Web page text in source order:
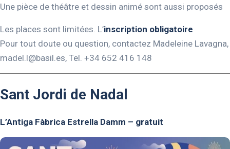
Une pièce de théâtre et dessin animé sont aussi proposés
Les places sont limitées. L’inscription obligatoire
Pour tout doute ou question, contactez Madeleine Lavagna,
madel.l@basil.es, Tel. +34 652 416 148
Sant Jordi de Nadal
L’Antiga Fàbrica Estrella Damm – gratuit